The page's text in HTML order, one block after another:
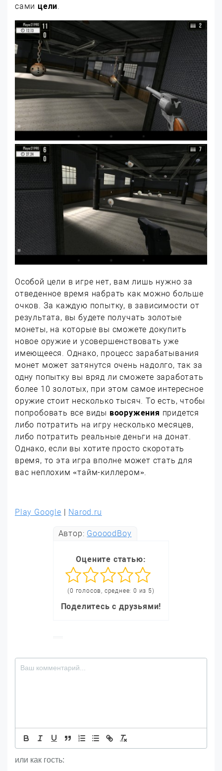
сами цели
Особой цели в игре нет, вам лишь нужно за
отведенное время набрать как можно больше
очков. За каждую попытку, в зависимости от
результата, вы будете получать золотые
монеты, на которые вы сможете докупить
новое оружие и усовершенствовать уже
имеющееся. Однако, процесс зарабатывания
монет может затянутся очень надолго, так за
одну попытку вы вряд ли сможете заработать
более 10 золотых, при этом самое интересное
оружие стоит несколько тысяч. То есть, чтобы
попробовать все виды вооружения придется
либо потратить на игру несколько месяцев,
либо потратить реальные деньги на донат.
Однако, если вы хотите просто скоротать
время, то эта игра вполне может стать для
вас неплохим «тайм-киллером».
Play Google | Narod.ru
Автор: GoooodBoy
Оцените статью:
(0 голосов, среднее: 0 из 5)
Поделитесь с друзьями!
или как гость: